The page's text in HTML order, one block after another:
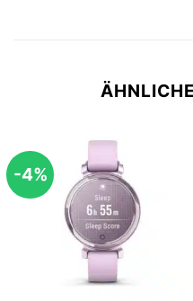
-4%